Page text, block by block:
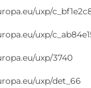
uxp/
uxp/
uxp/3740
uxp/det_66